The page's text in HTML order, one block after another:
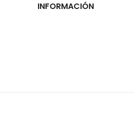
INFORMACIÓN